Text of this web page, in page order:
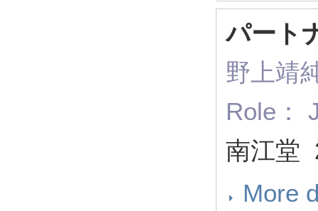
パート
野上靖
Role：
南江堂
More